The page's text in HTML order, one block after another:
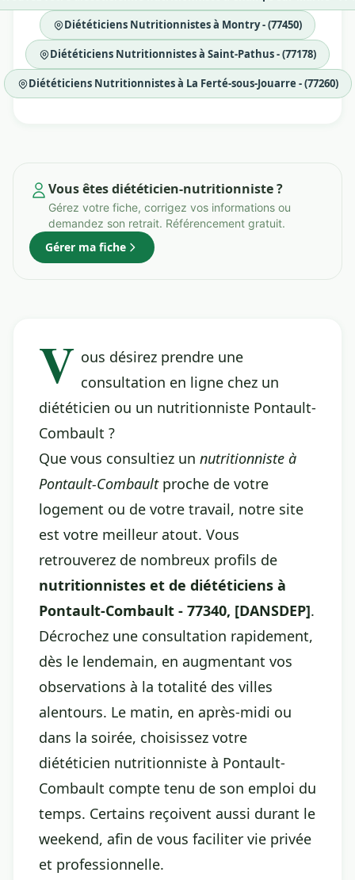
Diététiciens Nutritionnistes à Montry - (77450)
Diététiciens Nutritionnistes à Saint-Pathus - (77178)
Diététiciens Nutritionnistes à La Ferté-sous-Jouarre - (77260)
Vous êtes diététicien-nutritionniste ?
Gérez votre fiche, corrigez vos informations ou
demandez son retrait. Référencement gratuit.
Gérer ma fiche
V ous désirez prendre une
consultation en ligne chez un
diététicien ou un nutritionniste Pontault-
Combault ?
Que vous consultiez un nutritionniste à
Pontault-Combaultproche de votre
logement ou de votre travail, notre site
est votre meilleur atout. Vous
retrouverez de nombreux profils de
nutritionnistes et de diététiciens à
Pontault-Combault - 77340, [DANSDEP].
Décrochez une consultation rapidement,
dès le lendemain, en augmentant vos
observations à la totalité des villes
alentours. Le matin, en après-midi ou
dans la soirée, choisissez votre
diététicien nutritionniste à Pontault-
Combault compte tenu de son emploi du
temps. Certains reçoivent aussi durant le
weekend, afin de vous faciliter vie privée
et professionnelle.